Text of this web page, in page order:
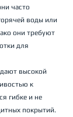
часто
воды или
они требуют
для
высокой
к
гибке и не
покрытий.